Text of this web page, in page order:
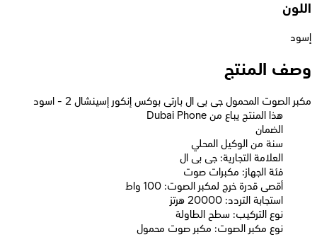
اللون
إسود
وصف المنتج
مكبر الصوت المحمول جى بى ال بارتى بوكس إنكور إسينشال 2 - اسود
Dubai Phone هذا المنتج يباع من
الضمان
سنة من الوكيل المحلي
العلامة التجارية: جى بى ال
فئة الجهاز: مكبرات صوت
أقصى قدرة خرج لمكبر الصوت: 100 واط
استجابة التردد: 20000 هرتز
نوع التركيب: سطح الطاولة
نوع مكبر الصوت: مكبر صوت محمول